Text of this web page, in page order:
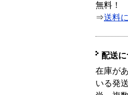
無料！
⇒送料
配送
在庫が
いる発